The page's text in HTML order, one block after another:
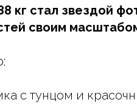
кг стал звездой
своим
с тунцом и